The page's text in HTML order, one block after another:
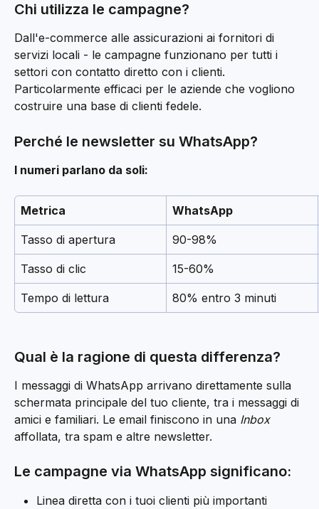
Chi utilizza le campagne?
Dall'e-commerce alle assicurazioni ai fornitori di
servizi locali - le campagne funzionano per tutti i
settori con contatto diretto con i clienti.
Particolarmente efficaci per le aziende che vogliono
costruire una base di clienti fedele.
Perché le newsletter su WhatsApp?
I numeri parlano da soli:
Metrica WhatsApp
Tasso di apertura 90-98%
Tasso di clic 15-60%
Tempo di lettura 80% entro 3 minuti
Qual è la ragione di questa differenza?
I messaggi di WhatsApp arrivano direttamente sulla
schermata principale del tuo cliente, tra i messaggi di
amici e familiari. Le email finiscono in una Inbox
affollata, tra spam e altre newsletter.
Le campagne via WhatsApp significano:
Linea diretta con i tuoi clienti più importanti